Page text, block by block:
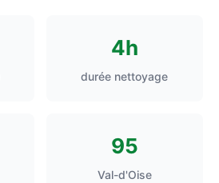
4h
durée nettoyage
95
Val-d'Oise